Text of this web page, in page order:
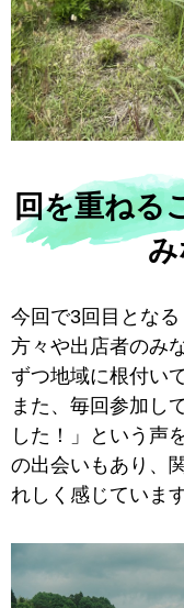
回を重ねる
今回で3回目とな
方々や出店者のみ
ずつ地域に根付い
また、毎回参加し
した！」という声
の出会いもあり、
れしく感じています